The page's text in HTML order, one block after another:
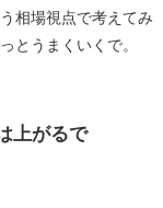
相場視点で考えてみ
とうまくいくで。
上がるで